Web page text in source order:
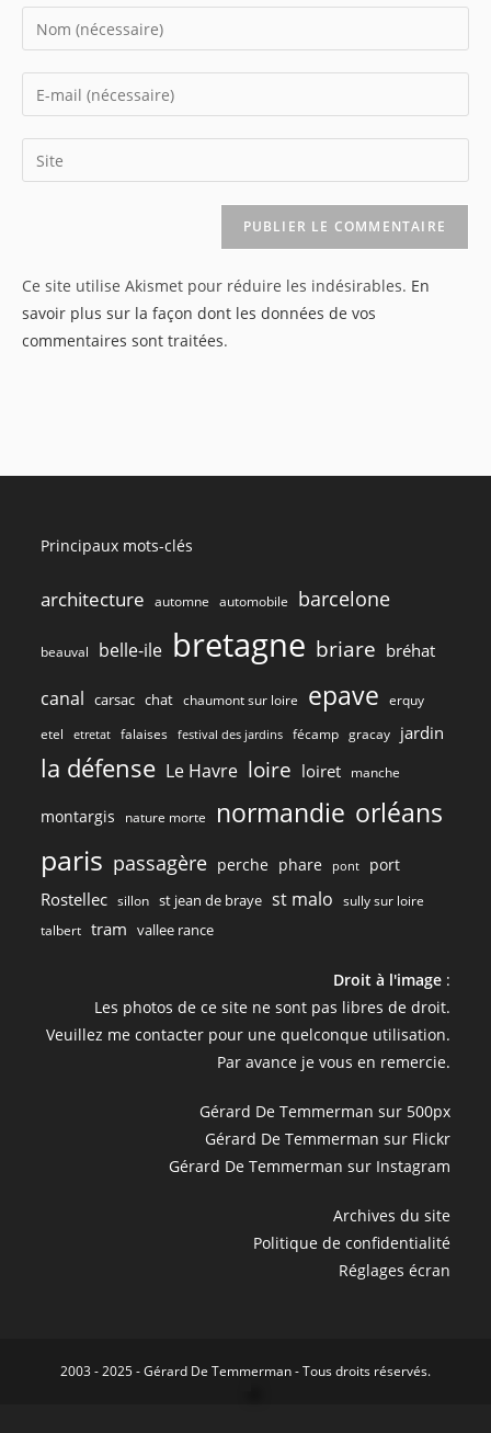
Enter
your
name
comment
Enter
your
email
address
Saisir
l’URL
(facultatif)
Ce site utilise Akismet pour réduire les indésirables. En
savoir plus sur la façon dont les données de vos
commentaires sont traitées.
Principaux mots-clés
architecture automne automobile barcelone
beauval belle-ile bretagne briare bréhat
canal carsac chat chaumont sur loire epave erquy
etel etretat falaises festival des jardins fécamp gracay jardin
la défense Le Havre loire loiret manche
montargis nature morte normandie orléans
paris passagère perche phare pont port
Rostellec sillon st jean de braye st malo sully sur loire
talbert tram vallee rance
Droit à l'image:
Les photos de ce site ne sont pas libres de droit.
Veuillez me contacter pour une quelconque utilisation.
Par avance je vous en remercie.
Gérard De Temmerman sur 500px
Gérard De Temmerman sur Flickr
Gérard De Temmerman sur Instagram
Archives du site
Politique de confidentialité
Réglages écran
2003 - 2025 - Gérard De Temmerman - Tous droits réservés.